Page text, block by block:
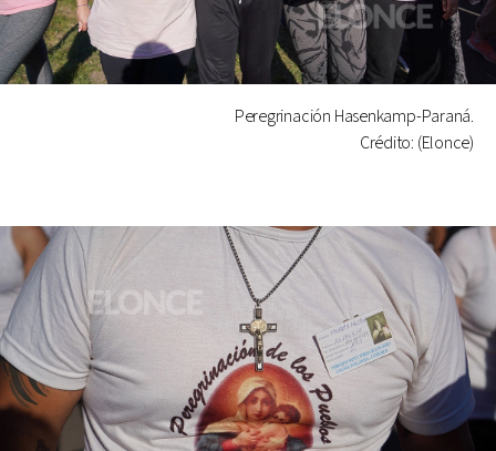
Peregrinación Hasenkamp-Paraná.
Crédito: (Elonce)